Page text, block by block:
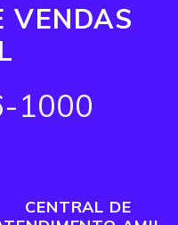
VENDAS
1000
CENTRAL DE